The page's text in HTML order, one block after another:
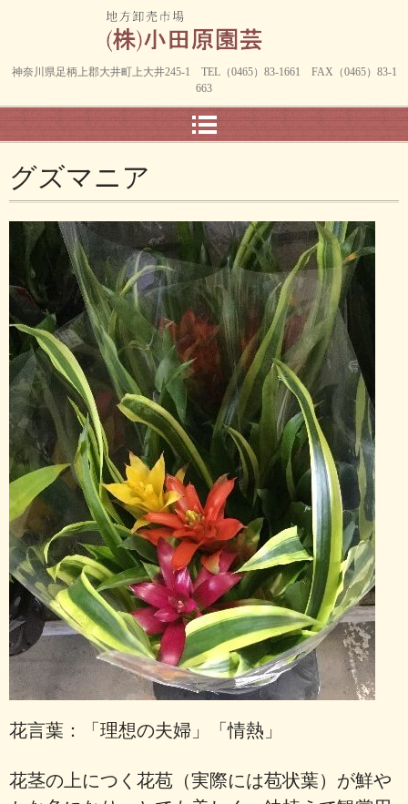
神奈川県足柄上郡大井町上大井245-1 TEL（0465）83-1661 FAX（0465）83-1
663
グズマニア
花言葉：「理想の夫婦」「情熱」
花茎の上につく花苞（実際には苞状葉）が鮮や